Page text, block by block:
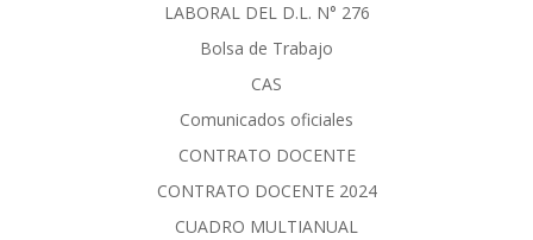
LABORAL DEL D.L. N° 276
Bolsa de Trabajo
CAS
Comunicados oficiales
CONTRATO DOCENTE
CONTRATO DOCENTE 2024
CUADRO MULTIANUAL